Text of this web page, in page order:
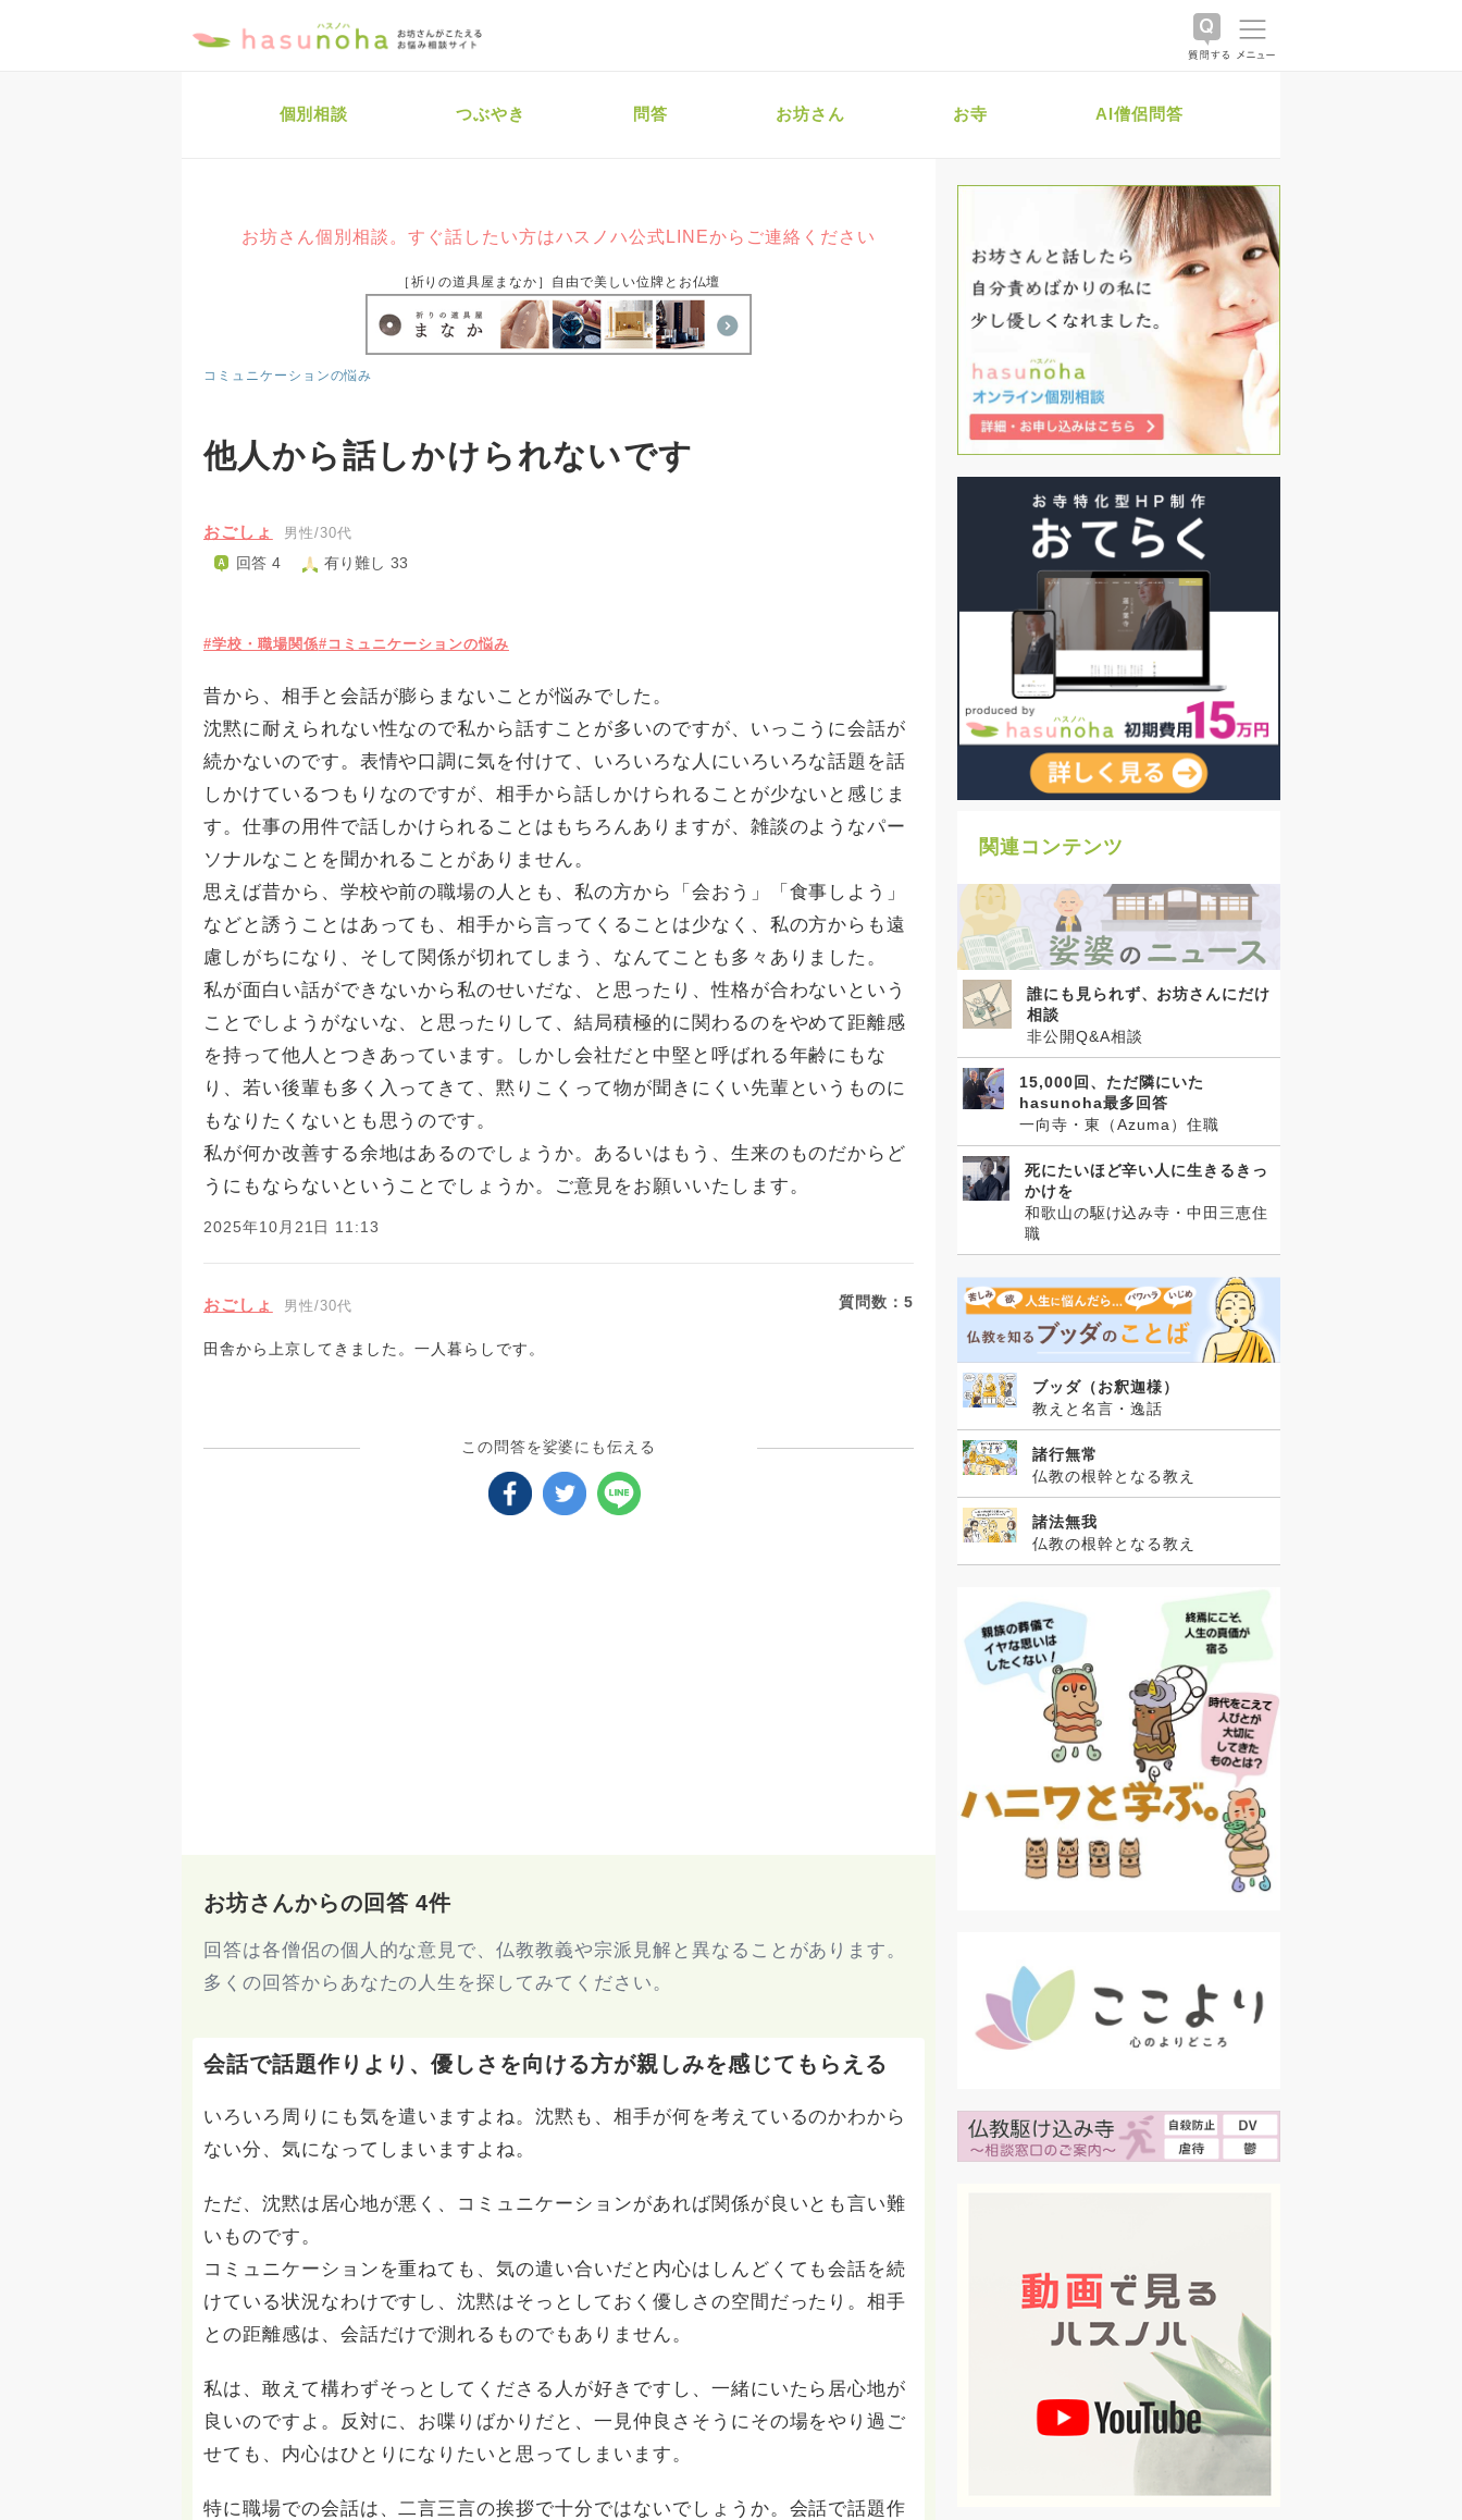
個別相談 つぶやき 問答 お坊さん お寺 AI僧侶問答
お坊さん個別相談。すぐ話したい方はハスノハ公式LINEからご連絡ください
［祈りの道具屋まなか］自由で美しい位牌とお仏壇
コミュニケーションの悩み
他人から話しかけられないです
おごしょ 男性/30代
回答 4 有り難し 33
#学校・職場関係#コミュニケーションの悩み
昔から、相手と会話が膨らまないことが悩みでした。
沈黙に耐えられない性なので私から話すことが多いのですが、いっこうに会話が
続かないのです。表情や口調に気を付けて、いろいろな人にいろいろな話題を話
しかけているつもりなのですが、相手から話しかけられることが少ないと感じま
す。仕事の用件で話しかけられることはもちろんありますが、雑談のようなパー
ソナルなことを聞かれることがありません。
思えば昔から、学校や前の職場の人とも、私の方から「会おう」「食事しよう」
などと誘うことはあっても、相手から言ってくることは少なく、私の方からも遠
慮しがちになり、そして関係が切れてしまう、なんてことも多々ありました。
私が面白い話ができないから私のせいだな、と思ったり、性格が合わないという
ことでしようがないな、と思ったりして、結局積極的に関わるのをやめて距離感
を持って他人とつきあっています。しかし会社だと中堅と呼ばれる年齢にもな
り、若い後輩も多く入ってきて、黙りこくって物が聞きにくい先輩というものに
もなりたくないとも思うのです。
私が何か改善する余地はあるのでしょうか。あるいはもう、生来のものだからど
うにもならないということでしょうか。ご意見をお願いいたします。
2025年10月21日 11:13
おごしょ 男性/30代 質問数：5
田舎から上京してきました。一人暮らしです。
この問答を娑婆にも伝える
お坊さんからの回答 4件
回答は各僧侶の個人的な意見で、仏教教義や宗派見解と異なることがあります。
多くの回答からあなたの人生を探してみてください。
会話で話題作りより、優しさを向ける方が親しみを感じてもらえる
いろいろ周りにも気を遣いますよね。沈黙も、相手が何を考えているのかわから
ない分、気になってしまいますよね。
ただ、沈黙は居心地が悪く、コミュニケーションがあれば関係が良いとも言い難
いものです。
コミュニケーションを重ねても、気の遣い合いだと内心はしんどくても会話を続
けている状況なわけですし、沈黙はそっとしておく優しさの空間だったり。相手
との距離感は、会話だけで測れるものでもありません。
私は、敢えて構わずそっとしてくださる人が好きですし、一緒にいたら居心地が
良いのですよ。反対に、お喋りばかりだと、一見仲良さそうにその場をやり過ご
せても、内心はひとりになりたいと思ってしまいます。
特に職場での会話は、二言三言の挨拶で十分ではないでしょうか。会話で話題作
関連コンテンツ
誰にも見られず、お坊さんにだけ
相談
非公開Q&A相談
15,000回、ただ隣にいた
hasunoha最多回答
一向寺・東（Azuma）住職
死にたいほど辛い人に生きるきっ
かけを
和歌山の駆け込み寺・中田三恵住
職
ブッダ（お釈迦様）
教えと名言・逸話
諸行無常
仏教の根幹となる教え
諸法無我
仏教の根幹となる教え